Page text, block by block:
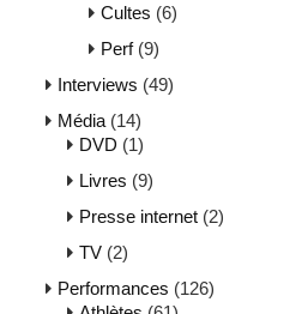
Cultes (6)
Perf(9)
Interviews (49)
Média (14)
DVD (1)
Livres (9)
Presse internet (2)
TV (2)
Performances (126)